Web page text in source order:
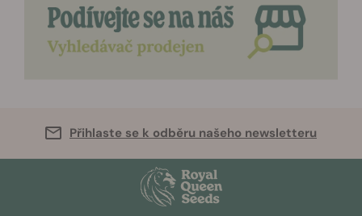
Přihlaste se k odběru našeho newsletteru